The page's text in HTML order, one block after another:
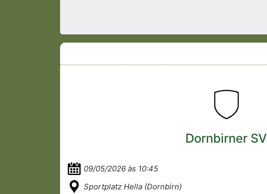
Dornbirner SV
09/05/2026 às 10:45
Sportplatz Hella (Dornbirn)